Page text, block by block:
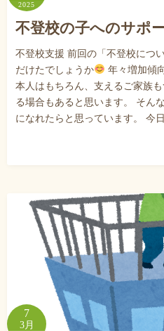
2025
不登校の子へのサポ
不登校支援 前回の「不登校につ
だけたでしょうか
年々増加傾
本人はもちろん、支えるご家族
る場合もあると思います。 そん
になれたらと思っています。 今
7
3月